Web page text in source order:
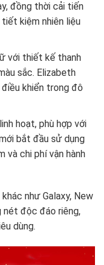
đồng thời cải tiến
kiệm nhiên liệu
với thiết kế thanh
sắc. Elizabeth
khiển trong đô
hoạt, phù hợp với
bắt đầu sử dụng
và chi phí vận hành
như Galaxy, New
nét độc đáo riêng,
dùng.